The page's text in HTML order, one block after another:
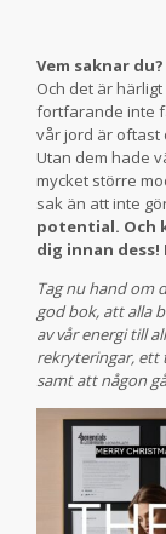
Vem saknar du?
Och det är
fortfarande inte
vår jord är oftast
Utan dem hade
mycket större
sak än att inte
potential. Och
dig innan
Tag nu hand om
god bok, att alla
av vår energi till
rekryteringar, ett
samt att någon